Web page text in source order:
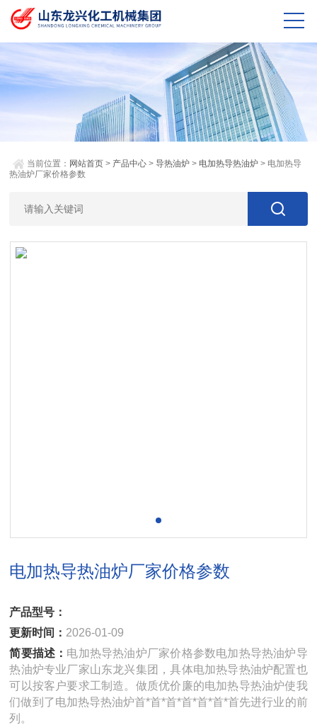
当前位置： 网站首页 > 产品中心 >导热油炉 > 电加热导热油炉 > 电加热导
热油炉厂家价格参数
电加热导热油炉厂家价格参数
产品型号：
更新时间： 2026-01-09
简要描述： 电加热导热油炉厂家价格参数电加热导热油炉导
热油炉专业厂家山东龙兴集团，具体电加热导热油炉配置也
可以按客户要求工制造。做质优价廉的电加热导热油炉使我
们做到了电加热导热油炉首*首*首*首*首*首*首先进行业的前
列。